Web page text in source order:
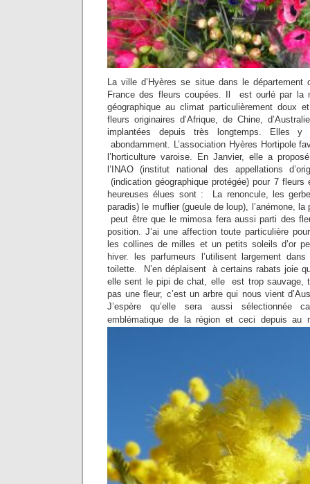
La ville d’Hyères se situe dans le département
France des fleurs coupées. Il est ourlé par la
géographique au climat particulièrement doux
fleurs originaires d’Afrique, de Chine,
implantées depuis très longtemps. Elles y
abondamment. L’association Hyères Hortipole
l’horticulture varoise. En Janvier, elle a
l’INAO (institut national des appellations
(indication géographique protégée) pour 7 fleurs
heureuses élues sont : La renoncule, les
paradis) le muflier (gueule de loup), l’anémone,
peut être que le mimosa fera aussi parti des
position. J’ai une affection toute particulière
les collines de milles et un petits soleils d’or
hiver. les parfumeurs l’utilisent largement
toilette. N’en déplaisent à certains rabats joie
elle sent le pipi de chat, elle est trop sauvage,
pas une fleur, c’est un arbre qui nous vient
J’espère qu’elle sera aussi sélectionnée
emblématique de la région et ceci depuis au